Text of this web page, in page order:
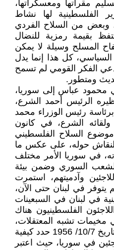
مقراتها ومعسكراتها،
الفلسطينية لها نشاط
وبعض من السلاح الفردي
بقيمة رمزية للنضال
المسلح وسيلة لا يمكن
كل هذا إنما يدل
الفكر القومي لم تسمح
ومتطور.
محمود عباس إلى سوريا،
2025 ولقاء نظيره الرئيس أحمد الشرع،
رئيس الوزراء محمد
الشرع، في كانون
لم يكن موضوع السلاح الفلسطيني
حوله، على عكس ما
في سوريا الأمر مختلف
السوري وضمن بيئة
وآدميتهم، استمرت
يتوفر في لبنان حتى الآن،
في لبنان في السبعينات
الفلسطينيون هناك
مخيمات تشبه المعتقلات،
بينما صدر القانون رقم 260 بتاريخ 10/7/ 1956 حدد كيفية
في سوريا، حيث اعتبر